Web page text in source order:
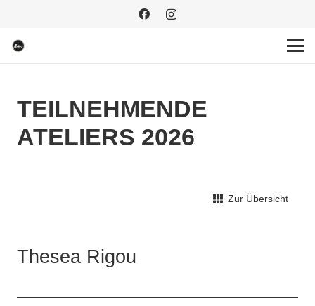
TEILNEHMENDE
ATELIERS 2026
Zur Übersicht
Thesea Rigou